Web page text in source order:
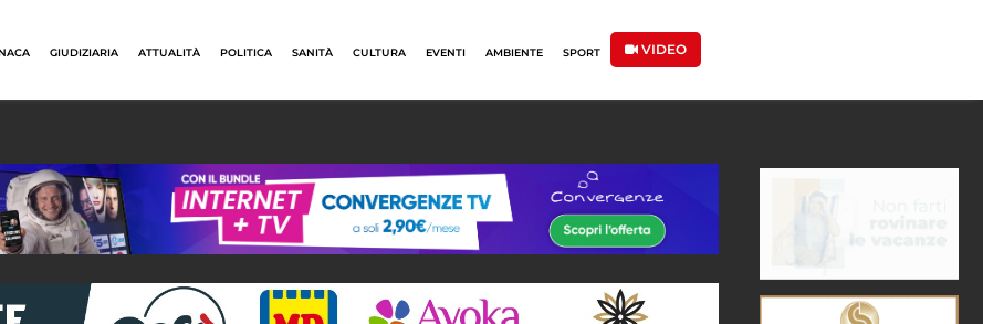
GIUDIZIARIA ATTUALITÀ POLITICA SANITÀ CULTURA EVENTI AMBIENTE SPORT VIDEO